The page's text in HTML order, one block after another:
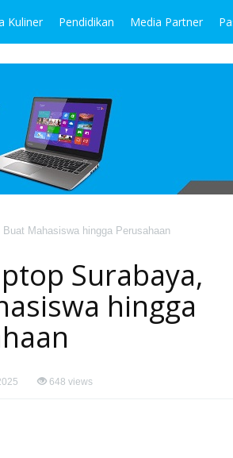
Kuliner Pendidikan Media Partner
Mahasiswa hingga Perusahaan
Surabaya,
hingga
648 views